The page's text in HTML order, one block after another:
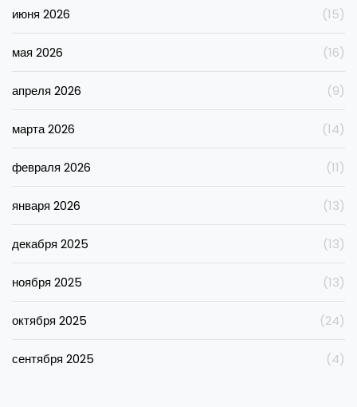
июня 2026 (15)
мая 2026 (16)
апреля 2026 (9)
марта 2026 (14)
февраля 2026 (11)
января 2026 (13)
декабря 2025 (13)
ноября 2025 (13)
октября 2025 (24)
сентября 2025 (4)